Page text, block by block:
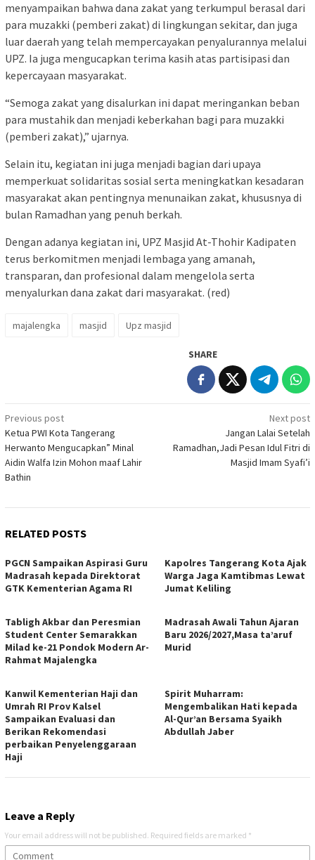
menyampaikan bahwa dana zakat yang terkumpul berasal dari
para muzakki (pemberi zakat) di lingkungan sekitar, dan juga
luar daerah yang telah mempercayakan penyalurannya melalui
UPZ. Ia juga mengucapkan terima kasih atas partisipasi dan
kepercayaan masyarakat.
“Semoga zakat yang disalurkan ini dapat meringankan beban
para mustahik dan menjadi keberkahan bagi para muzakki
(pemberi zakat),” ujarnya.
Selain itu, kegiatan ini juga menjadi bagian dari upaya
memperkuat solidaritas sosial serta meningkatkan kesadaran
masyarakat akan pentingnya menunaikan zakat, khususnya di
bulan Ramadhan yang penuh berkah.
Dengan adanya kegiatan ini, UPZ Masjid At-Thohir Kadipaten
terus berkomitmen menjadi lembaga yang amanah,
transparan, dan profesional dalam mengelola serta
menyalurkan dana zakat dari masyarakat. (red)
majalengka masjid Upz masjid
SHARE
Post
navigation
Previous post
Ketua PWI Kota Tangerang
Herwanto Mengucapkan” Minal
Aidin Walfa Izin Mohon maaf Lahir
Bathin
Next post
Jangan Lalai Setelah
Ramadhan,Jadi Pesan Idul Fitri di
Masjid Imam Syafi’i
RELATED POSTS
PGCN Sampaikan Aspirasi Guru
Madrasah kepada Direktorat
GTK Kementerian Agama RI
Kapolres Tangerang Kota Ajak
Warga Jaga Kamtibmas Lewat
Jumat Keliling
Tabligh Akbar dan Peresmian
Student Center Semarakkan
Milad ke-21 Pondok Modern Ar-
Rahmat Majalengka
Madrasah Awali Tahun Ajaran
Baru 2026/2027,Masa ta’aruf
Murid
Kanwil Kementerian Haji dan
Umrah RI Prov Kalsel
Sampaikan Evaluasi dan
Berikan Rekomendasi
perbaikan Penyelenggaraan
Haji
Spirit Muharram:
Mengembalikan Hati kepada
Al-Qur’an Bersama Syaikh
Abdullah Jaber
Leave a Reply
Your email address will not be published. Required fields are marked *